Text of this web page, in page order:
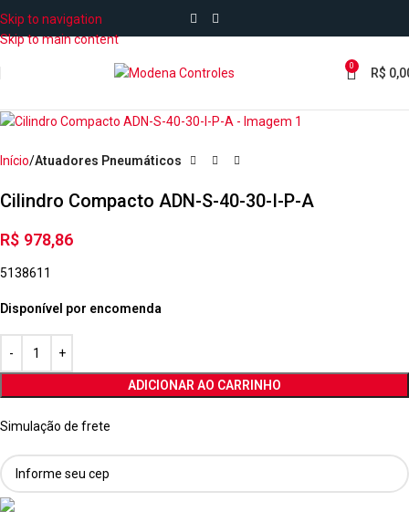
Skip to navigation
Skip to main content
0 R$
Início Atuadores Pneumáticos
Cilindro Compacto ADN-S-40-30-I-P-A
R$ 978,86
5138611
Disponível por encomenda
ADICIONAR AO CARRINHO
Simulação de frete